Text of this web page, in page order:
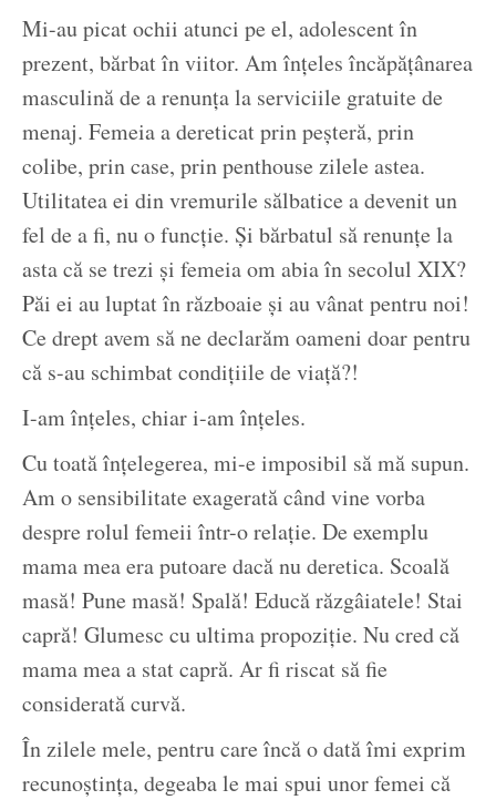
Mi-au picat ochii atunci pe el, adolescent în
prezent, bărbat în viitor. Am înțeles încăpățânarea
masculină de a renunța la serviciile gratuite de
menaj. Femeia a dereticat prin peșteră, prin
colibe, prin case, prin penthouse zilele astea.
Utilitatea ei din vremurile sălbatice a devenit un
fel de a fi, nu o funcție. Și bărbatul să renunțe la
asta că se trezi și femeia om abia în secolul XIX?
Păi ei au luptat în războaie și au vânat pentru noi!
Ce drept avem să ne declarăm oameni doar pentru
că s-au schimbat condițiile de viață?!
I-am înțeles, chiar i-am înțeles.
Cu toată înțelegerea, mi-e imposibil să mă supun.
Am o sensibilitate exagerată când vine vorba
despre rolul femeii într-o relație. De exemplu
mama mea era putoare dacă nu deretica. Scoală
masă! Pune masă! Spală! Educă răzgâiatele! Stai
capră! Glumesc cu ultima propoziție. Nu cred că
mama mea a stat capră. Ar fi riscat să fie
considerată curvă.
În zilele mele, pentru care încă o dată îmi exprim
recunoștința, degeaba le mai spui unor femei că